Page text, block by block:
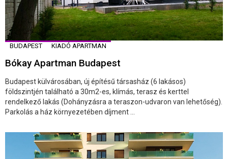
BUDAPEST KIADÓ APARTMAN
Bókay Apartman Budapest
Budapest külvárosában, új építésű társasház (6 lakásos)
földszintjén található a 30m2-es, klímás, terasz és kerttel
rendelkező lakás (Dohányzásra a teraszon-udvaron van lehetőség).
Parkolás a ház környezetében díjment ...